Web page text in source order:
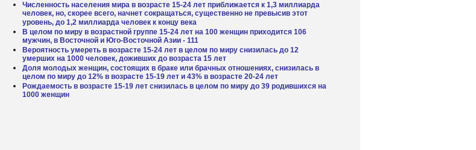
Численность населения мира в возрасте 15-24 лет приближается к 1,3 миллиарда
человек, но, скорее всего, начнет сокращаться, существенно не превысив этот
уровень, до 1,2 миллиарда человек к концу века
В целом по миру в возрастной группе 15-24 лет на 100 женщин приходится 106
мужчин, в Восточной и Юго-Восточной Азии - 111
Вероятность умереть в возрасте 15-24 лет в целом по миру снизилась до 12
умерших на 1000 человек, доживших до возраста 15 лет
Доля молодых женщин, состоящих в браке или брачных отношениях, снизилась в
целом по миру до 12% в возрасте 15-19 лет и 43% в возрасте 20-24 лет
Рождаемость в возрасте 15-19 лет снизилась в целом по миру до 39 родившихся на
1000 женщин